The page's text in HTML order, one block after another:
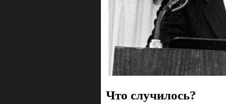
Что случилось?